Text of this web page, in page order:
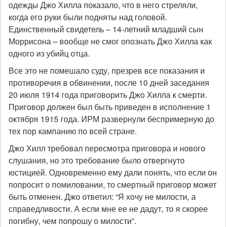
одежды Джо Хилла показало, что в него стреляли,
когда его руки были подняты над головой.
Единственный свидетель – 14-летний младший сын
Моррисона – вообще не смог опознать Джо Хилла как
одного из убийц отца.
Все это не помешало суду, презрев все показания и
противоречия в обвинении, после 10 дней заседания
20 июля 1914 года приговорить Джо Хилла к смерти.
Приговор должен был быть приведен в исполнение 1
октября 1915 года. ИРМ развернули беспримерную до
тех пор кампанию по всей стране.
Джо Хилл требовал пересмотра приговора и нового
слушания, но это требование было отвергнуто
юстицией. Одновременно ему дали понять, что если он
попросит о помиловании, то смертный приговор может
быть отменен. Джо ответил: “Я хочу не милости, а
справедливости. А если мне ее не дадут, то я скорее
погибну, чем попрошу о милости”.